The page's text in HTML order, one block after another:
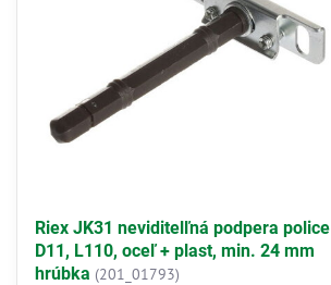
Riex JK31 neviditelľná podpera police
D11, L110, oceľ + plast, min. 24 mm
hrúbka (201_01793)